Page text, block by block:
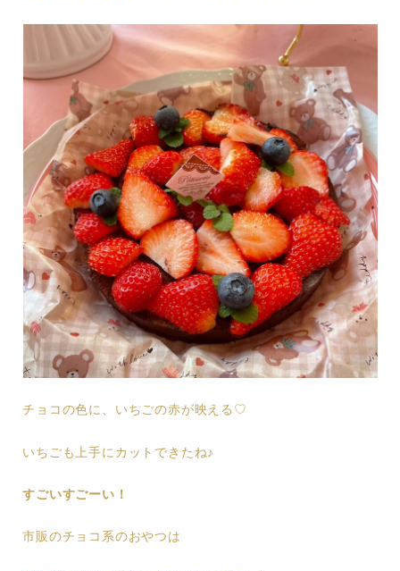
チョコの色に、いちごの赤が映える♡
いちごも上手にカットできたね♪
すごいすごーい！
市販のチョコ系のおやつは